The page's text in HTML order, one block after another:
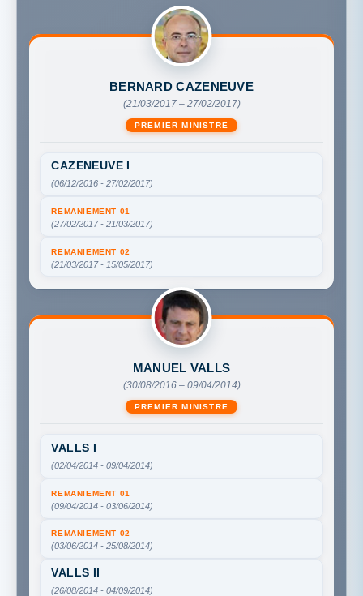
BERNARD CAZENEUVE
(21/03/2017 – 27/02/2017)
PREMIER MINISTRE
CAZENEUVE I
(06/12/2016 - 27/02/2017)
REMANIEMENT 01
(27/02/2017 - 21/03/2017)
REMANIEMENT 02
(21/03/2017 - 15/05/2017)
MANUEL VALLS
(30/08/2016 – 09/04/2014)
PREMIER MINISTRE
VALLS I
(02/04/2014 - 09/04/2014)
REMANIEMENT 01
(09/04/2014 - 03/06/2014)
REMANIEMENT 02
(03/06/2014 - 25/08/2014)
VALLS II
(26/08/2014 - 04/09/2014)